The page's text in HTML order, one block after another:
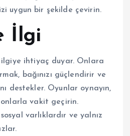
uygun bir şekilde çevirin.
İlgi
ilgiye ihtiyaç duyar. Onlara
bağınızı güçlendirir ve
destekler. Oyunlar oynayın,
onlarla vakit geçirin.
varlıklardır ve yalnız